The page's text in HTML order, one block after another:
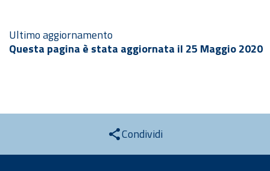
Ultimo aggiornamento
Questa pagina è stata aggiornata il 25 Maggio 2020
Condividi